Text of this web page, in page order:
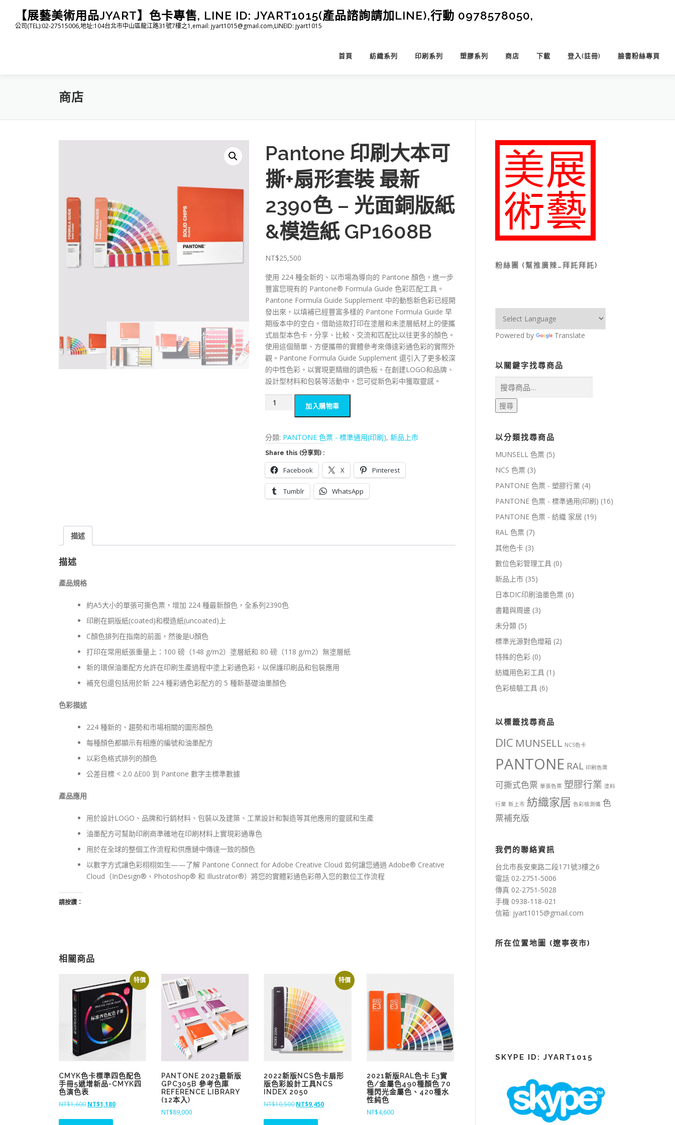
【展藝美術用品JYART】色卡專售, LINE ID: JYART1015(產品諮詢請加LINE),行動 0978578050,
公司(TEL):02-27515006,地址:104台北市中山區龍江路31號7樓之1,email: jyart1015@gmail.com,LINEID: jyart1015
首頁 紡織系列 印刷系列 塑膠系列 商店 下載 登入(註冊) 臉書粉絲專頁
商店
Pantone 印刷大本可
撕+扇形套裝 最新
2390色 – 光面銅版紙
&模造紙 GP1608B
NT$25,500
使用 224 種全新的、以市場為導向的 Pantone 顏色，進一步
豐富您現有的 Pantone® Formula Guide 色彩匹配工具。
Pantone Formula Guide Supplement 中的動態新色彩已經開
發出來，以填補已經豐富多樣的 Pantone Formula Guide 早
期版本中的空白。借助這款打印在塗層和未塗層紙材上的便攜
式扇型本色卡，分享、比較、交流和匹配比以往更多的顏色。
使用這個簡單、方便攜帶的實體參考來傳達彩通色彩的實際外
觀。Pantone Formula Guide Supplement 還引入了更多較深
的中性色彩，以實現更精緻的調色板。在創建LOGO和品牌、
設計型材料和包裝等活動中，您可從新色彩中獲取靈感。
Pantone
大
本
可
撕
+扇
銅
模
造
GP1608B
加入購物車
分類: PANTONE 色票 - 標準通用(印刷), 新品上市
Share this (分享到) :
Facebook X Pinterest
Tumblr WhatsApp
描述
描述
產品規格
約A5大小的單張可撕色票，增加 224 種最新顏色，全系列2390色
印刷在銅版紙(coated)和模造紙(uncoated)上
C顏色排列在指南的前面，然後是U顏色
打印在常用紙張重量上：100 磅（148 g/m2）塗層紙和 80 磅（118 g/m2）無塗層紙
新的環保油墨配方允許在印刷生產過程中塗上彩通色彩，以保護印刷品和包裝應用
補充包還包括用於新 224 種彩通色彩配方的 5 種新基礎油墨顏色
色彩描述
224 種新的、趨勢和市場相關的圖形顏色
每種顏色都顯示有相應的編號和油墨配方
以彩色格式排列的顏色
公差目標 < 2.0 ∆E00 到 Pantone 數字主標準數據
產品應用
用於設計LOGO、品牌和行銷材料、包裝以及建築、工業設計和製造等其他應用的靈感和生產
油墨配方可幫助印刷商準確地在印刷材料上實現彩通專色
用於在全球的整個工作流程和供應鏈中傳達一致的顏色
以數字方式讓色彩栩栩如生——了解 Pantone Connect for Adob​​e Creative Cloud 如何讓您通過 Adob​​e® Creative
Cloud（InDesign®、Photoshop® 和 Illustrator®）將您的實體彩通色彩帶入您的數位工作流程
請按讚：
相關商品
特價
CMYK色卡標準四色配色
手冊5遞增新品-CMYK四
色演色表
NT$1,600 原
NT$1,180目
PANTONE 2023最新版
GPC305B 參考色庫
REFERENCE LIBRARY
(12本入)
NT$89,000
特價
2022新版NCS色卡扇形
版色彩設計工具NCS
INDEX 2050
NT$10,500 原
NT$9,450目
2021新版RAL色卡 E3實
色/金屬色490種顏色 70
種閃光金屬色、420種水
性純色
NT$4,600
粉絲團 (幫推廣辣…拜託拜託)
Powered by Translate
以關鍵字找尋商品
搜
尋
關
搜尋
以分類找尋商品
MUNSELL 色票 (5)
NCS 色票 (3)
PANTONE 色票 - 塑膠行業 (4)
PANTONE 色票 - 標準通用(印刷) (16)
PANTONE 色票 - 紡織 家居 (19)
RAL 色票 (7)
其他色卡 (3)
數位色彩管理工具 (0)
新品上市 (35)
日本DIC印刷油墨色票 (6)
書籍與周邊 (3)
未分類 (5)
標準光源對色燈箱 (2)
特殊的色彩 (0)
紡織用色彩工具 (1)
色彩檢驗工具 (6)
以標籤找尋商品
DIC MUNSELL NCS色卡
PANTONE RAL 印刷色票
可撕式色票 單張色票 塑膠行業 塗料
行業 新上市 紡織家居 色彩檢測儀 色
票補充版
我們的聯絡資訊
台北市長安東路二段171號3樓之6
電話 02-2751-5006
傳真 02-2751-5028
手機 0938-118-021
信箱: jyart1015@gmail.com
所在位置地圖 (遼寧夜市)
SKYPE ID: JYART1015